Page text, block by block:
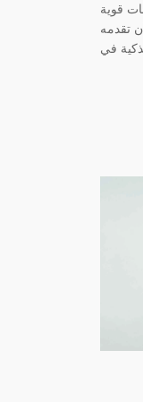
قوية
تقدمه